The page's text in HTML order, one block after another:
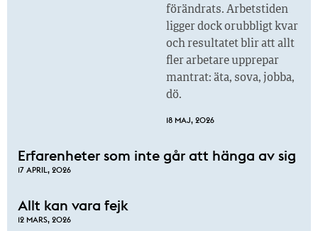
förändrats. Arbetstiden
ligger dock orubbligt kvar
och resultatet blir att allt
fler arbetare upprepar
mantrat: äta, sova, jobba,
dö.
18 MAJ, 2026
Erfarenheter som inte går att hänga av sig
17 APRIL, 2026
Allt kan vara fejk
12 MARS, 2026